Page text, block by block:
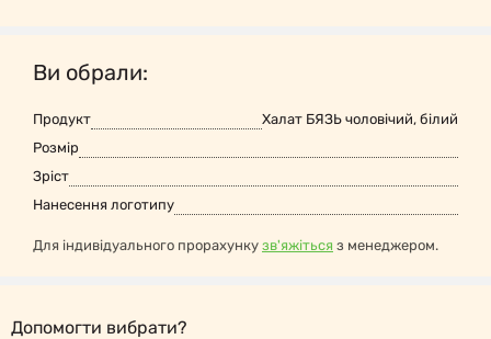
Ви обрали:
Продукт
Халат БЯЗЬ чоловічий, білий
Розмір
Зріст
Нанесення логотипу
Для індивідуального прорахунку зв'яжіться з менеджером.
Допомогти вибрати?